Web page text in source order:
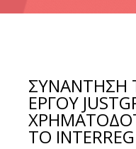
ΣΥΝΑΝΤΗΣΗ
ΕΡΓΟΥ
ΤΟ